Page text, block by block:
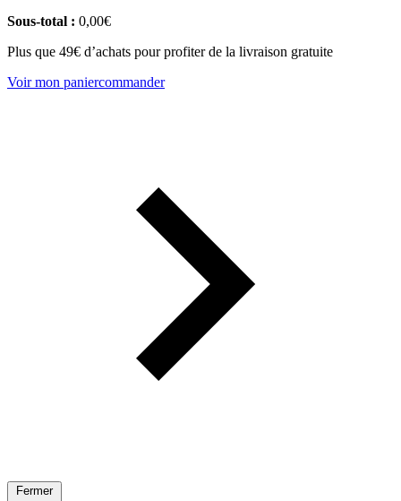
Sous-total : 0,00€
Plus que 49€ d’achats pour profiter de la livraison gratuite
Voir mon paniercommander
Fermer